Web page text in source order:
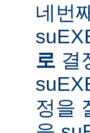
네번
로 결
정을